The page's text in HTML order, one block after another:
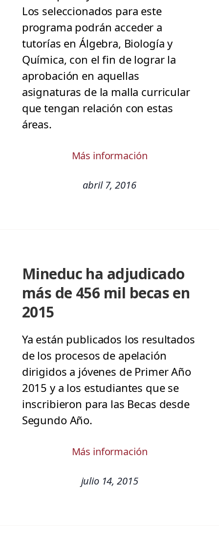
Los seleccionados para este
programa podrán acceder a
tutorías en Álgebra, Biología y
Química, con el fin de lograr la
aprobación en aquellas
asignaturas de la malla curricular
que tengan relación con estas
áreas.
Más información
abril 7, 2016
Mineduc ha adjudicado
más de 456 mil becas en
2015
Ya están publicados los resultados
de los procesos de apelación
dirigidos a jóvenes de Primer Año
2015 y a los estudiantes que se
inscribieron para las Becas desde
Segundo Año.
Más información
julio 14, 2015